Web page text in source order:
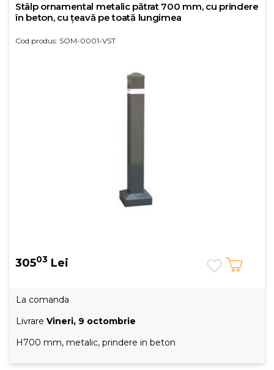
Stâlp ornamental metalic pătrat 700 mm, cu prindere
în beton, cu țeavă pe toată lungimea
Cod produs: SOM-0001-VST
30503 Lei
La comanda
Livrare Vineri, 9 octombrie
H700 mm, metalic, prindere in beton